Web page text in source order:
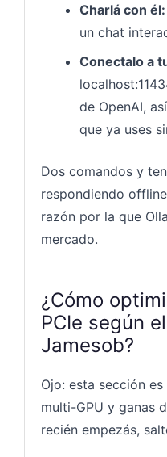
Charlá con él:
un chat
Conectalo a
de OpenAI,
que ya uses
Dos comandos y
respondiendo
razón por la que
mercado.
¿Cómo
PCIe según
Jamesob?
Ojo: esta sección
multi-GPU y ganas
recién empezás,